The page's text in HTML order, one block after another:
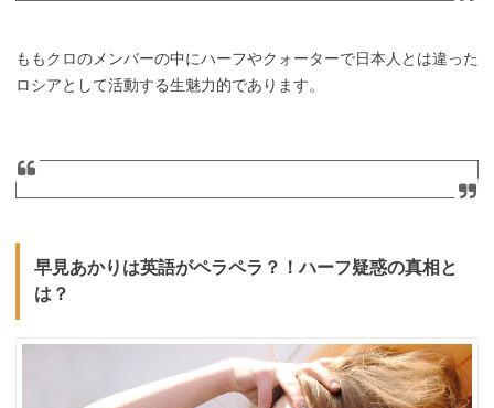
ももクロのメンバーの中にハーフやクォーターで日本人とは違った
ロシアとして活動する生魅力的であります。
早見あかりは英語がペラペラ？！ハーフ疑惑の真相と
は？